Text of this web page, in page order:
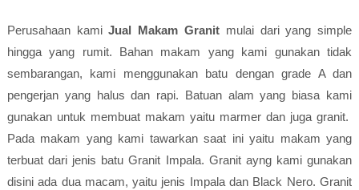
Perusahaan kamiJual Makam Granit mulai dari yang simple
hingga yang rumit. Bahan makam yang kami gunakan tidak
sembarangan, kami menggunakan batu dengan grade A dan
pengerjan yang halus dan rapi. Batuan alam yang biasa kami
gunakan untuk membuat makam yaitu marmer dan juga granit.
Pada makam yang kami tawarkan saat ini yaitu makam yang
terbuat dari jenis batu Granit Impala. Granit ayng kami gunakan
disini ada dua macam, yaitu jenis Impala dan Black Nero. Granit